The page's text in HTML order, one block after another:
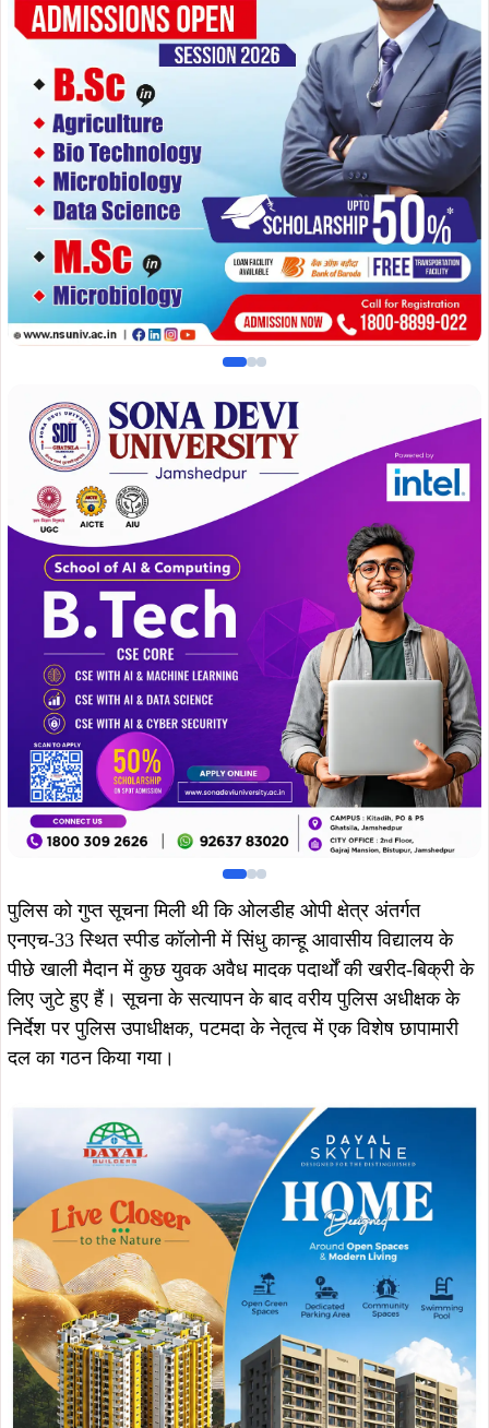
पुलिस को गुप्त सूचना मिली थी कि ओलडीह ओपी क्षेत्र अंतर्गत
एनएच-33 स्थित स्पीड कॉलोनी में सिंधु कान्हू आवासीय विद्यालय के
पीछे खाली मैदान में कुछ युवक अवैध मादक पदार्थों की खरीद-बिक्री के
लिए जुटे हुए हैं। सूचना के सत्यापन के बाद वरीय पुलिस अधीक्षक के
निर्देश पर पुलिस उपाधीक्षक, पटमदा के नेतृत्व में एक विशेष छापामारी
दल का गठन किया गया।